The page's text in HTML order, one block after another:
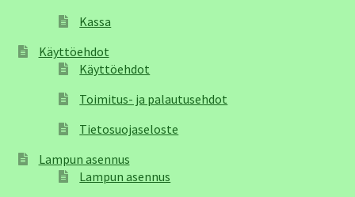
Kassa
Käyttöehdot
Käyttöehdot
Toimitus- ja palautusehdot
Tietosuojaseloste
Lampun asennus
Lampun asennus